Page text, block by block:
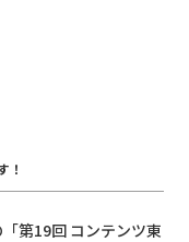
！
第19回 コンテンツ東